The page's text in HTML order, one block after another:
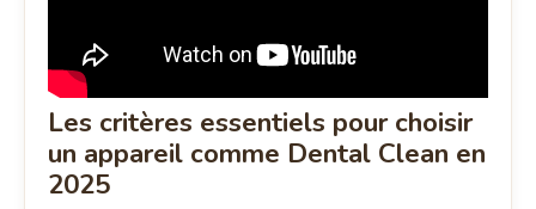
Les critères essentiels pour choisir
un appareil comme Dental Clean en
2025